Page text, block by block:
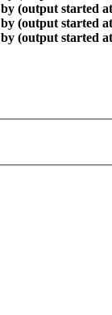
(output started
(output started
(output started